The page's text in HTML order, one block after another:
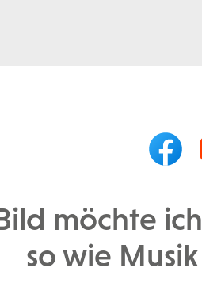
möchte
so wie